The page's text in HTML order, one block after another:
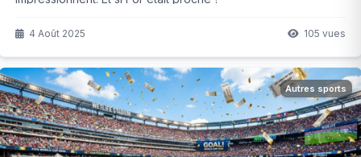
4 Août 2025 105 vues
Autres sports